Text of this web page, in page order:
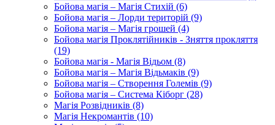
Бойова магія – Магія Стихій (6)
Бойова магія – Лорди територій (9)
Бойова магія – Магія грошей (4)
Бойова магія Проклятійників - Зняття прокляття
(19)
Бойова магія - Магія Відьом (8)
Бойова магія – Магія Відьмаків (9)
Бойова магія – Створення Големів (9)
Бойова магія – Система Кіборг (28)
Магія Розвідників (8)
Магія Некромантів (10)